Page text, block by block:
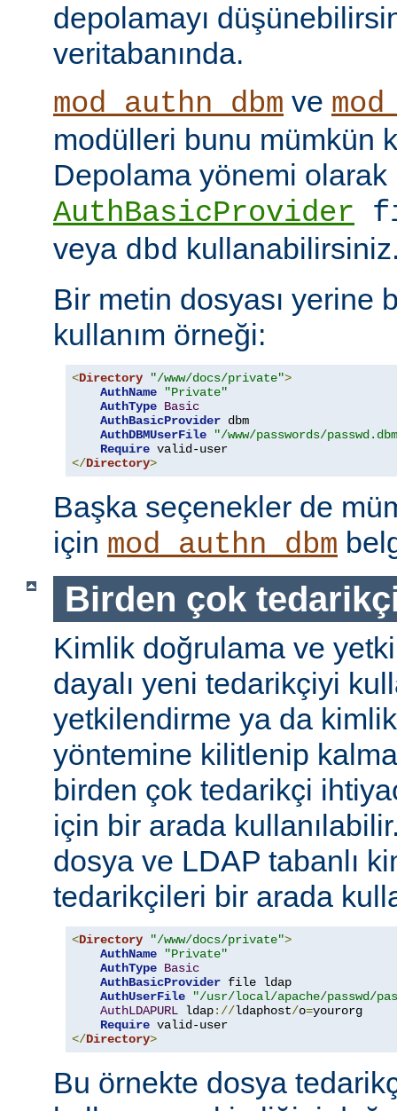
depolamayı
veritabanında.
mod_authn_dbm ve
modülleri bunu mümkün
Depolama yönemi olarak
AuthBasicProvider
veya dbd
Bir metin dosyası yerine
kullanım örneği:
<Directory "/www/docs/private">
AuthName
"Private"
AuthType Basic
AuthBasicProvider dbm
AuthDBMUserFile
"/www/passwords/
Require
</Directory>
Başka seçenekler de
için mod_authn_dbm
Birden çok
Kimlik doğrulama ve
dayalı yeni tedarikçiyi
yetkilendirme ya da
yöntemine kilitlenip
birden çok tedarikçi
için bir arada
dosya ve LDAP tabanlı
tedarikçileri bir arada
<Directory "/www/docs/private">
AuthName
"Private"
AuthType Basic
AuthBasicProvider file ldap
AuthUserFile
"/usr/local/apache/passwd/
AuthLDAPURL ldap://ldaphost/o=yourorg
Require
</Directory>
Bu örnekte dosya